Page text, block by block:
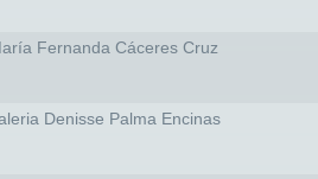
Fernanda Cáceres Cruz
Denisse Palma Encinas